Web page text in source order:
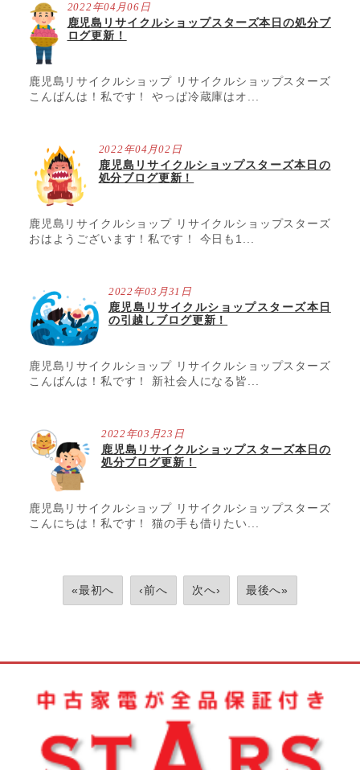
2022年04月06日
鹿児島リサイクルショップスターズ本日の処分ブ
ログ更新！
鹿児島リサイクルショップ リサイクルショップスターズ
こんばんは！私です！ やっぱ冷蔵庫はオ...
2022年04月02日
鹿児島リサイクルショップスターズ本日の
処分ブログ更新！
鹿児島リサイクルショップ リサイクルショップスターズ
おはようございます！私です！ 今日も1...
2022年03月31日
鹿児島リサイクルショップスターズ本日
の引越しブログ更新！
鹿児島リサイクルショップ リサイクルショップスターズ
こんばんは！私です！ 新社会人になる皆...
2022年03月23日
鹿児島リサイクルショップスターズ本日の
処分ブログ更新！
鹿児島リサイクルショップ リサイクルショップスターズ
こんにちは！私です！ 猫の手も借りたい...
«最初へ ‹前へ 次へ› 最後へ»